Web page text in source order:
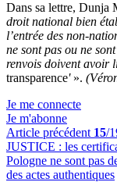
Dans sa lettre, Dunja
droit national bien
l’entrée des non-
ne sont pas ou ne
renvois doivent avoir
transparence' ».
Je me connecte
Je m'abonne
Article précédent 15/
JUSTICE : les
Pologne ne sont pas
des actes authentiques